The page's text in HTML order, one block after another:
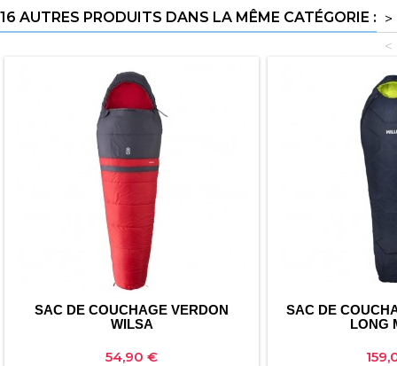
16 AUTRES PRODUITS DANS LA MÊME CATÉGORIE : >
<
SAC DE COUCHAGE VERDON
WILSA
Prix
54,90 €
SAC DE
LONG
Prix